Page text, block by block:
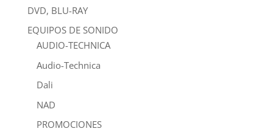
DVD, BLU-RAY
EQUIPOS DE SONIDO
AUDIO-TECHNICA
Audio-Technica
Dali
NAD
PROMOCIONES